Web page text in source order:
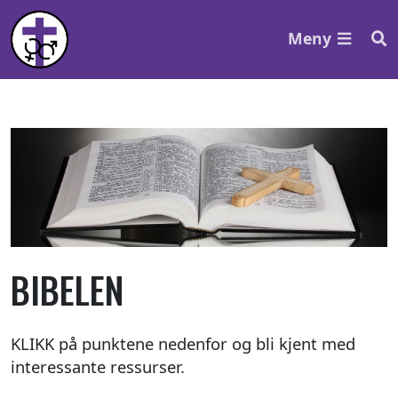
Meny
BIBELEN
KLIKK på punktene nedenfor og bli kjent med
interessante ressurser.